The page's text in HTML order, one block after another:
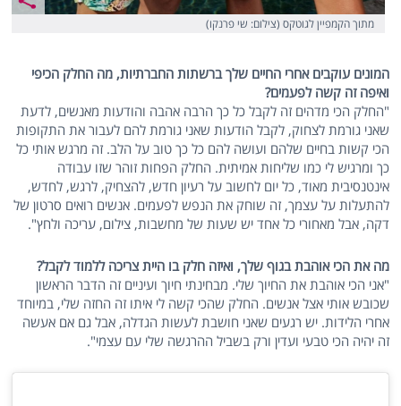
מתוך הקמפיין לגוטקס (צילום: שי פרנקו)
המונים עוקבים אחרי החיים שלך ברשתות החברתיות, מה החלק הכיפי
ואיפה זה קשה לפעמים?
"החלק הכי מדהים זה לקבל כל כך הרבה אהבה והודעות מאנשים, לדעת
שאני גורמת לצחוק, לקבל הודעות שאני גורמת להם לעבור את התקופות
הכי קשות בחיים שלהם ועושה להם כל כך טוב על הלב. זה מרגש אותי כל
כך ומרגיש לי כמו שליחות אמיתית. החלק הפחות זוהר שזו עבודה
אינטנסיבית מאוד, כל יום לחשוב על רעיון חדש, להצחיק, לרגש, לחדש,
להתעלות על עצמך, זה שוחק את הנפש לפעמים. אנשים רואים סרטון של
דקה, אבל מאחורי כל אחד יש שעות של מחשבות, צילום, עריכה ולחץ".
מה את הכי אוהבת בגוף שלך, ואיזה חלק בו היית צריכה ללמוד לקבל?
"אני הכי אוהבת את החיוך שלי. מבחינתי חיוך ועיניים זה הדבר הראשון
שכובש אותי אצל אנשים. החלק שהכי קשה לי איתו זה החזה שלי, במיוחד
אחרי הלידות. יש רגעים שאני חושבת לעשות הגדלה, אבל גם אם אעשה
זה יהיה הכי טבעי ועדין ורק בשביל ההרגשה שלי עם עצמי".